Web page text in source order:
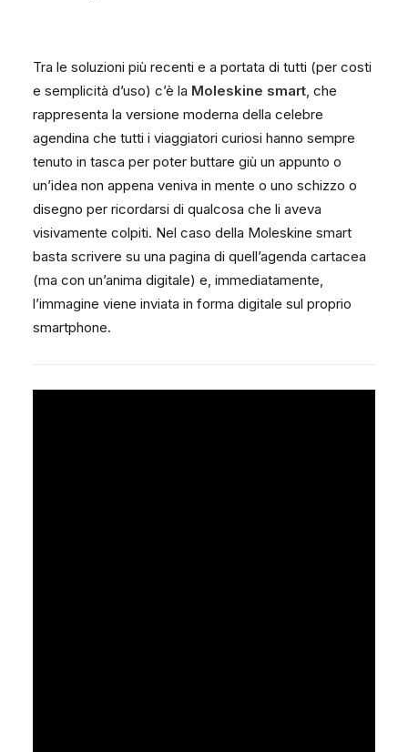
Tra le soluzioni più recenti e a portata di tutti (per costi
e semplicità d’uso) c’è la Moleskine smart, che
rappresenta la versione moderna della celebre
agendina che tutti i viaggiatori curiosi hanno sempre
tenuto in tasca per poter buttare giù un appunto o
un’idea non appena veniva in mente o uno schizzo o
disegno per ricordarsi di qualcosa che li aveva
visivamente colpiti. Nel caso della Moleskine smart
basta scrivere su una pagina di quell’agenda cartacea
(ma con un’anima digitale) e, immediatamente,
l’immagine viene inviata in forma digitale sul proprio
smartphone.